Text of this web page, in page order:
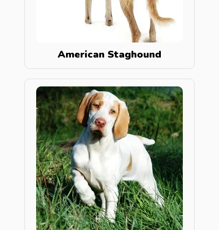
American Staghound